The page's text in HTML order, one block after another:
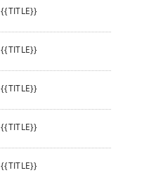
{{TITLE}}
{{TITLE}}
{{TITLE}}
{{TITLE}}
{{TITLE}}